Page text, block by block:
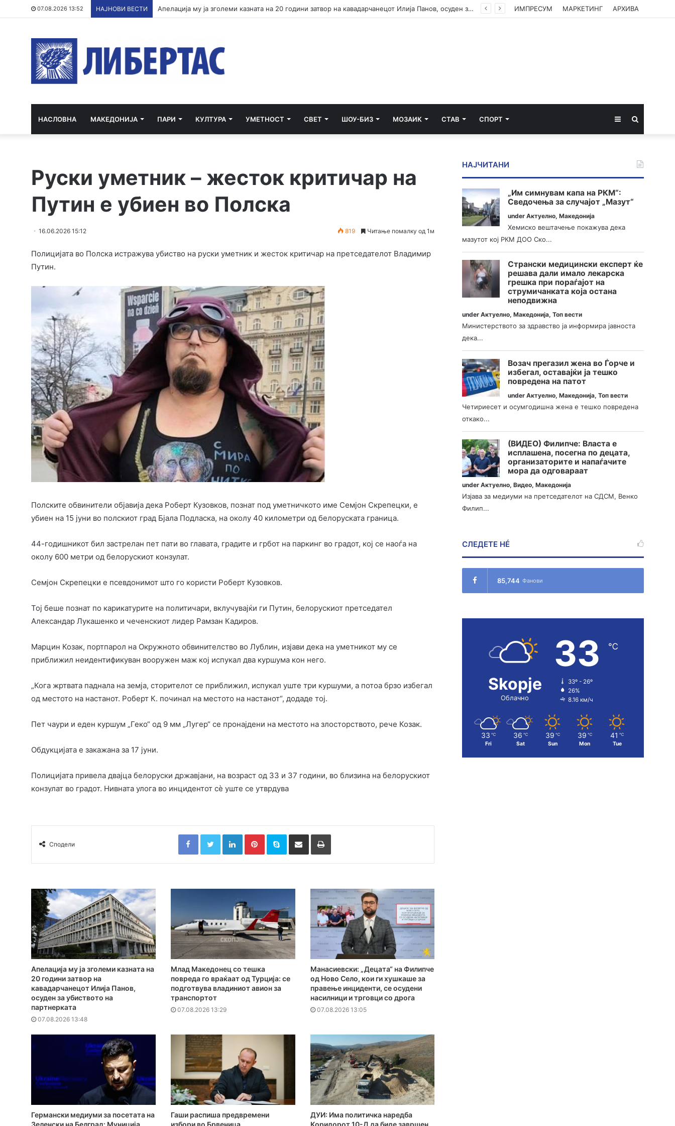
07.08.2026 13:52 НАЈНОВИ ВЕСТИ Апелација му ја зголеми казната на 20 години затвор на кавадарчанецот Илија Панов, осуден за убиството на партнерката ИМПРЕСУМ МАРКЕТИНГ АРХИВА
НАСЛОВНА МАКЕДОНИЈА ПАРИ КУЛТУРА УМЕТНОСТ СВЕТ ШОУ-БИЗ МОЗАИК СТАВ СПОРТ Sidebar
Руски уметник – жесток критичар на
Путин е убиен во Полска
16.06.2026 15:12 819 Читање помалку од 1м
Полицијата во Полска истражува убиство на руски уметник и жесток критичар на претседателот Владимир
Путин.
Полските обвинители објавија дека Роберт Кузовков, познат под уметничкото име Семјон Скрепецки, е
убиен на 15 јуни во полскиот град Бјала Подласка, на околу 40 километри од белоруската граница.
44-годишникот бил застрелан пет пати во главата, градите и грбот на паркинг во градот, кој се наоѓа на
околу 600 метри од белорускиот конзулат.
Семјон Скрепецки е псевдонимот што го користи Роберт Кузовков.
Тој беше познат по карикатурите на политичари, вклучувајќи ги Путин, белорускиот претседател
Александар Лукашенко и чеченскиот лидер Рамзан Кадиров.
Марцин Козак, портпарол на Окружното обвинителство во Лублин, изјави дека на уметникот му се
приближил неидентификуван вооружен маж кој испукал два куршума кон него.
„Кога жртвата паднала на земја, сторителот се приближил, испукал уште три куршуми, а потоа брзо избегал
од местото на настанот. Роберт К. починал на местото на настанот“, додаде тој.
Пет чаури и еден куршум „Геко“ од 9 мм „Лугер“ се пронајдени на местото на злосторството, рече Козак.
Обдукцијата е закажана за 17 јуни.
Полицијата привела двајца белоруски државјани, на возраст од 33 и 37 години, во близина на белорускиот
конзулат во градот. Нивната улога во инцидентот сè уште се утврдува
Сподели
FacebookTwitterLinkedInPinterestSkype Сподели преку Е-маил Испринтај
Апелација му ја зголеми казната на
20 години затвор на
кавадарчанецот Илија Панов,
осуден за убиството на
партнерката
07.08.2026 13:48
Млад Македонец со тешка
повреда го враќаат од Турција: се
подготвува владиниот авион за
транспортот
07.08.2026 13:29
Манасиевски: „Децата“ на Филипче
од Ново Село, кои ги хушкаше за
правење инциденти, се осудени
насилници и трговци со дрога
07.08.2026 13:05
Германски медиуми за посетата на
Зеленски на Белград: Муниција,
Гаши распиша предвремени
избори во Брвеница
ДУИ: Има политичка наредба
Коридорот 10-Д да биде завршен
НАЈЧИТАНИ
„Им симнувам капа на РКМ“:
Сведочења за случајот „Мазут“
underАктуелно,Македонија
Хемиско вештачење покажува дека
мазутот кој РКМ ДОО Ско...
Странски медицински експерт ќе
решава дали имало лекарска
грешка при пораѓајот на
струмичанката која остана
неподвижна
underАктуелно,Македонија,Топ вести
Министерството за здравство ја информира јавноста
дека...
Возач прегазил жена во Ѓорче и
избегал, оставајќи ја тешко
повредена на патот
underАктуелно,Македонија,Топ вести
Четириесет и осумгодишна жена е тешко повредена
откако...
(ВИДЕО) Филипче: Власта е
исплашена, посегна по децата,
организаторите и напаѓачите
мора да одговараат
underАктуелно,Видео,Македонија
Изјава за медиуми на претседателот на СДСМ, Венко
Филип...
СЛЕДЕТЕ НÉ
85,744 Фанови
Skopje
Облачно
33 ℃
33º - 26º
26%
8.16 км/ч
33 ℃
Fri
36 ℃
Sat
39 ℃
Sun
39 ℃
Mon
41 ℃
Tue